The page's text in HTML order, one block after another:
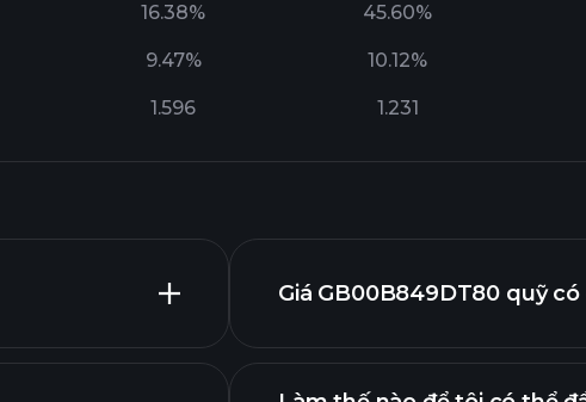
16.38% 45.60%
9.47% 10.12%
1.596 1.231
Giá GB00B849DT80 quỹ